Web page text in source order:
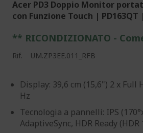
Acer PD3 Doppio Monitor
con Funzione Touch | PD163QT
** RICONDIZIONATO -
Rif. UM.ZP3EE.011_RFB
Display: 39,6 cm (15,6") 2 x Full
Hz
Tecnologia a pannelli: IPS
AdaptiveSync, HDR Ready (HDR